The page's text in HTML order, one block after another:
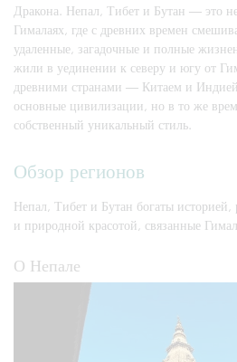
Дракона. Непал, Тибет и Бутан — это
Гималаях, где с древних времен
удаленные, загадочные и полные
жили в уединении к северу и югу от
древними странами — Китаем и
основные цивилизации, но в то же
собственный уникальный стиль.
Обзор регионов
Непал, Тибет и Бутан богаты историей,
и природной красотой, связанные
О Непале